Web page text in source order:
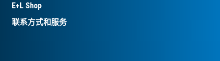
E+L Shop
联系方式和服务